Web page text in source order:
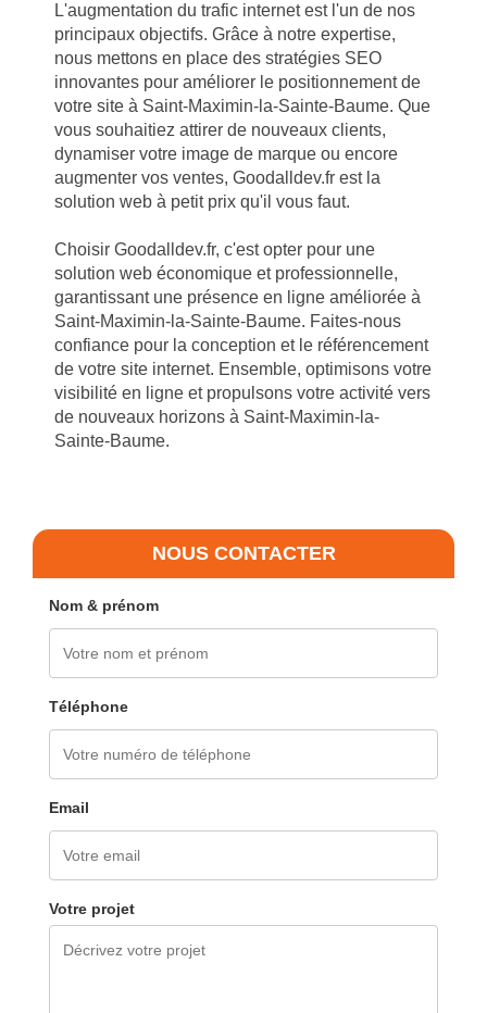
L'augmentation du trafic internet est l'un de nos
principaux objectifs. Grâce à notre expertise,
nous mettons en place des stratégies SEO
innovantes pour améliorer le positionnement de
votre site à Saint-Maximin-la-Sainte-Baume. Que
vous souhaitiez attirer de nouveaux clients,
dynamiser votre image de marque ou encore
augmenter vos ventes, Goodalldev.fr est la
solution web à petit prix qu'il vous faut.
Choisir Goodalldev.fr, c'est opter pour une
solution web économique et professionnelle,
garantissant une présence en ligne améliorée à
Saint-Maximin-la-Sainte-Baume. Faites-nous
confiance pour la conception et le référencement
de votre site internet. Ensemble, optimisons votre
visibilité en ligne et propulsons votre activité vers
de nouveaux horizons à Saint-Maximin-la-
Sainte-Baume.
NOUS CONTACTER
Nom & prénom
Téléphone
Email
Votre projet